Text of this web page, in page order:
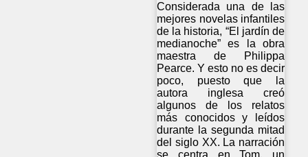
Considerada una de las
mejores novelas infantiles
de la historia, “El jardín de
medianoche” es la obra
maestra de Philippa
Pearce. Y esto no es decir
poco, puesto que la
autora inglesa creó
algunos de los relatos
más conocidos y leídos
durante la segunda mitad
del siglo XX. La narración